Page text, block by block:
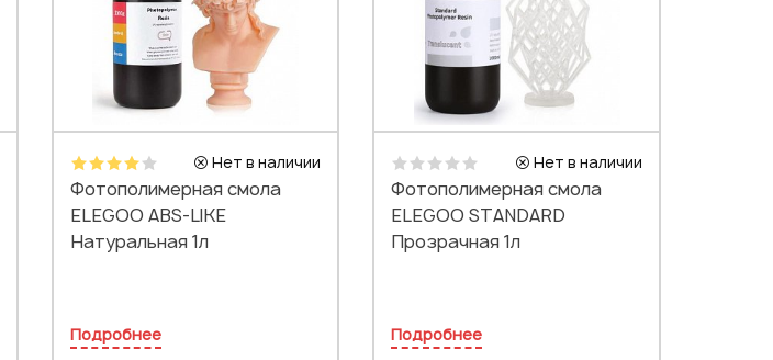
Нет в наличии
Фотополимерная смола
ELEGOO ABS-LIKE
Натуральная 1л
Подробнее
Нет в наличии
Фотополимерная смола
ELEGOO STANDARD
Прозрачная 1л
Подробнее